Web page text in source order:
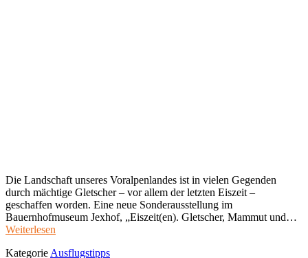
Die Landschaft unseres Voralpenlandes ist in vielen Gegenden
durch mächtige Gletscher – vor allem der letzten Eiszeit –
geschaffen worden. Eine neue Sonderausstellung im
Bauernhofmuseum Jexhof, „Eiszeit(en). Gletscher, Mammut und…
Weiterlesen
Kategorie Ausflugstipps